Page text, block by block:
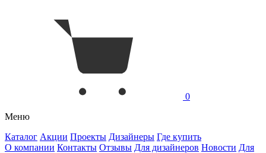
0
Меню
Каталог Акции Проекты Дизайнеры Где купить
О компании Контакты Отзывы Для дизайнеров Новости Для